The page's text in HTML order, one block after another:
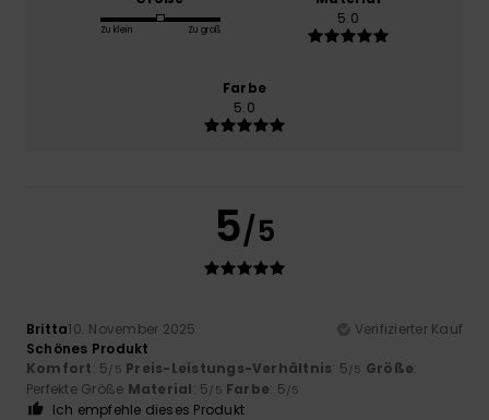
Zu klein Zu groß
5.0
Farbe
5.0
5/5
Britta10. November 2025
Verifizierter Kauf
Schönes Produkt
Komfort: 5/5 Preis-Leistungs-Verhältnis: 5/5 Größe:
Perfekte Größe Material: 5/5 Farbe: 5/5
Ich empfehle dieses Produkt